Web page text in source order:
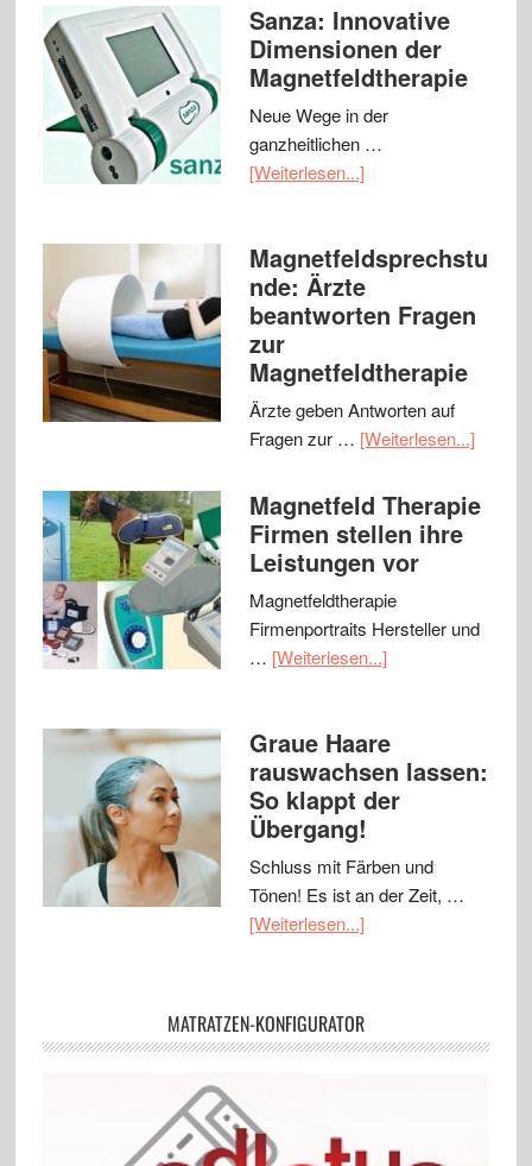
Sanza: Innovative
Dimensionen der
Magnetfeldtherapie
Neue Wege in der
ganzheitlichen …
[Weiterlesen...]
Magnetfeldsprechstu
nde: Ärzte
beantworten Fragen
zur
Magnetfeldtherapie
Ärzte geben Antworten auf
Fragen zur … [Weiterlesen...]
Magnetfeld Therapie
Firmen stellen ihre
Leistungen vor
Magnetfeldtherapie
Firmenportraits Hersteller und
… [Weiterlesen...]
Graue Haare
rauswachsen lassen:
So klappt der
Übergang!
Schluss mit Färben und
Tönen! Es ist an der Zeit, …
[Weiterlesen...]
MATRATZEN-KONFIGURATOR